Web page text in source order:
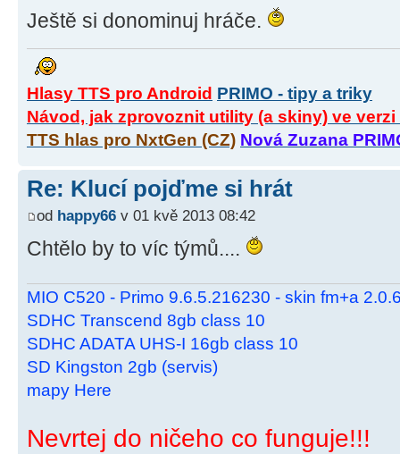
Ještě si donominuj hráče.
Hlasy TTS pro Android PRIMO - tipy a triky
Návod, jak zprovoznit utility (a skiny) ve
TTS hlas pro NxtGen (CZ) Nová Zuzana
Re: Klucí pojďme si hrát
od happy66 v 01 kvě 2013 08:42
Chtělo by to víc týmů....
MIO C520 - Primo 9.6.5.216230 - skin fm+a
SDHC Transcend 8gb class 10
SDHC ADATA UHS-I 16gb class 10
SD Kingston 2gb (servis)
mapy Here
Nevrtej do ničeho co funguje!!!